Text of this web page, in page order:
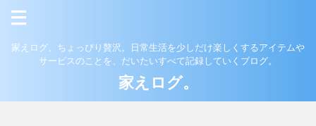
家えログ。ちょっぴり贅沢。日常生活を少しだけ楽しくするアイテムや
サービスのことを、だいたいすべて記録していくブログ。
家えログ。